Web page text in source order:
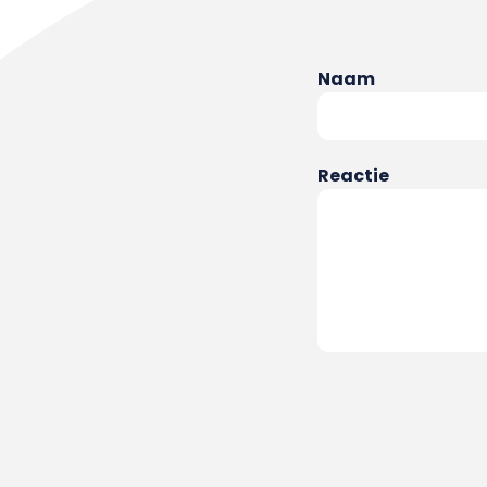
Naam
Reactie